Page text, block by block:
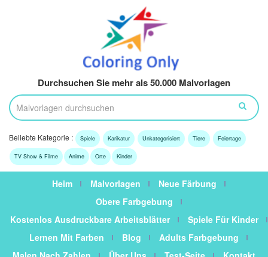
Durchsuchen Sie mehr als 50.000 Malvorlagen
Beliebte Kategorie : Spiele Karikatur Unkategorisiert Tiere Feiertage
TV Show & Filme Anime Orte Kinder
Heim Malvorlagen
Neue Färbung
Obere Farbgebung
Kostenlos Ausdruckbare Arbeitsblätter
Spiele Für Kinder
Lernen Mit Farben
Blog
Adults Farbgebung